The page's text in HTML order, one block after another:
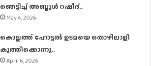
ഞെട്ടിച്ച് അബ്ദുൾ റഷീദ്..
May 4, 2026
കൊല്ലത്ത് ഹോട്ടല്‍ ഉടമയെ തൊഴിലാളി
കുത്തിക്കൊന്നു..
April 6, 2026